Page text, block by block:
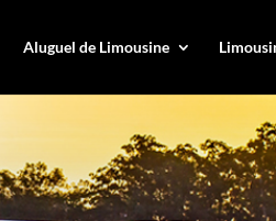
Aluguel de Limousine